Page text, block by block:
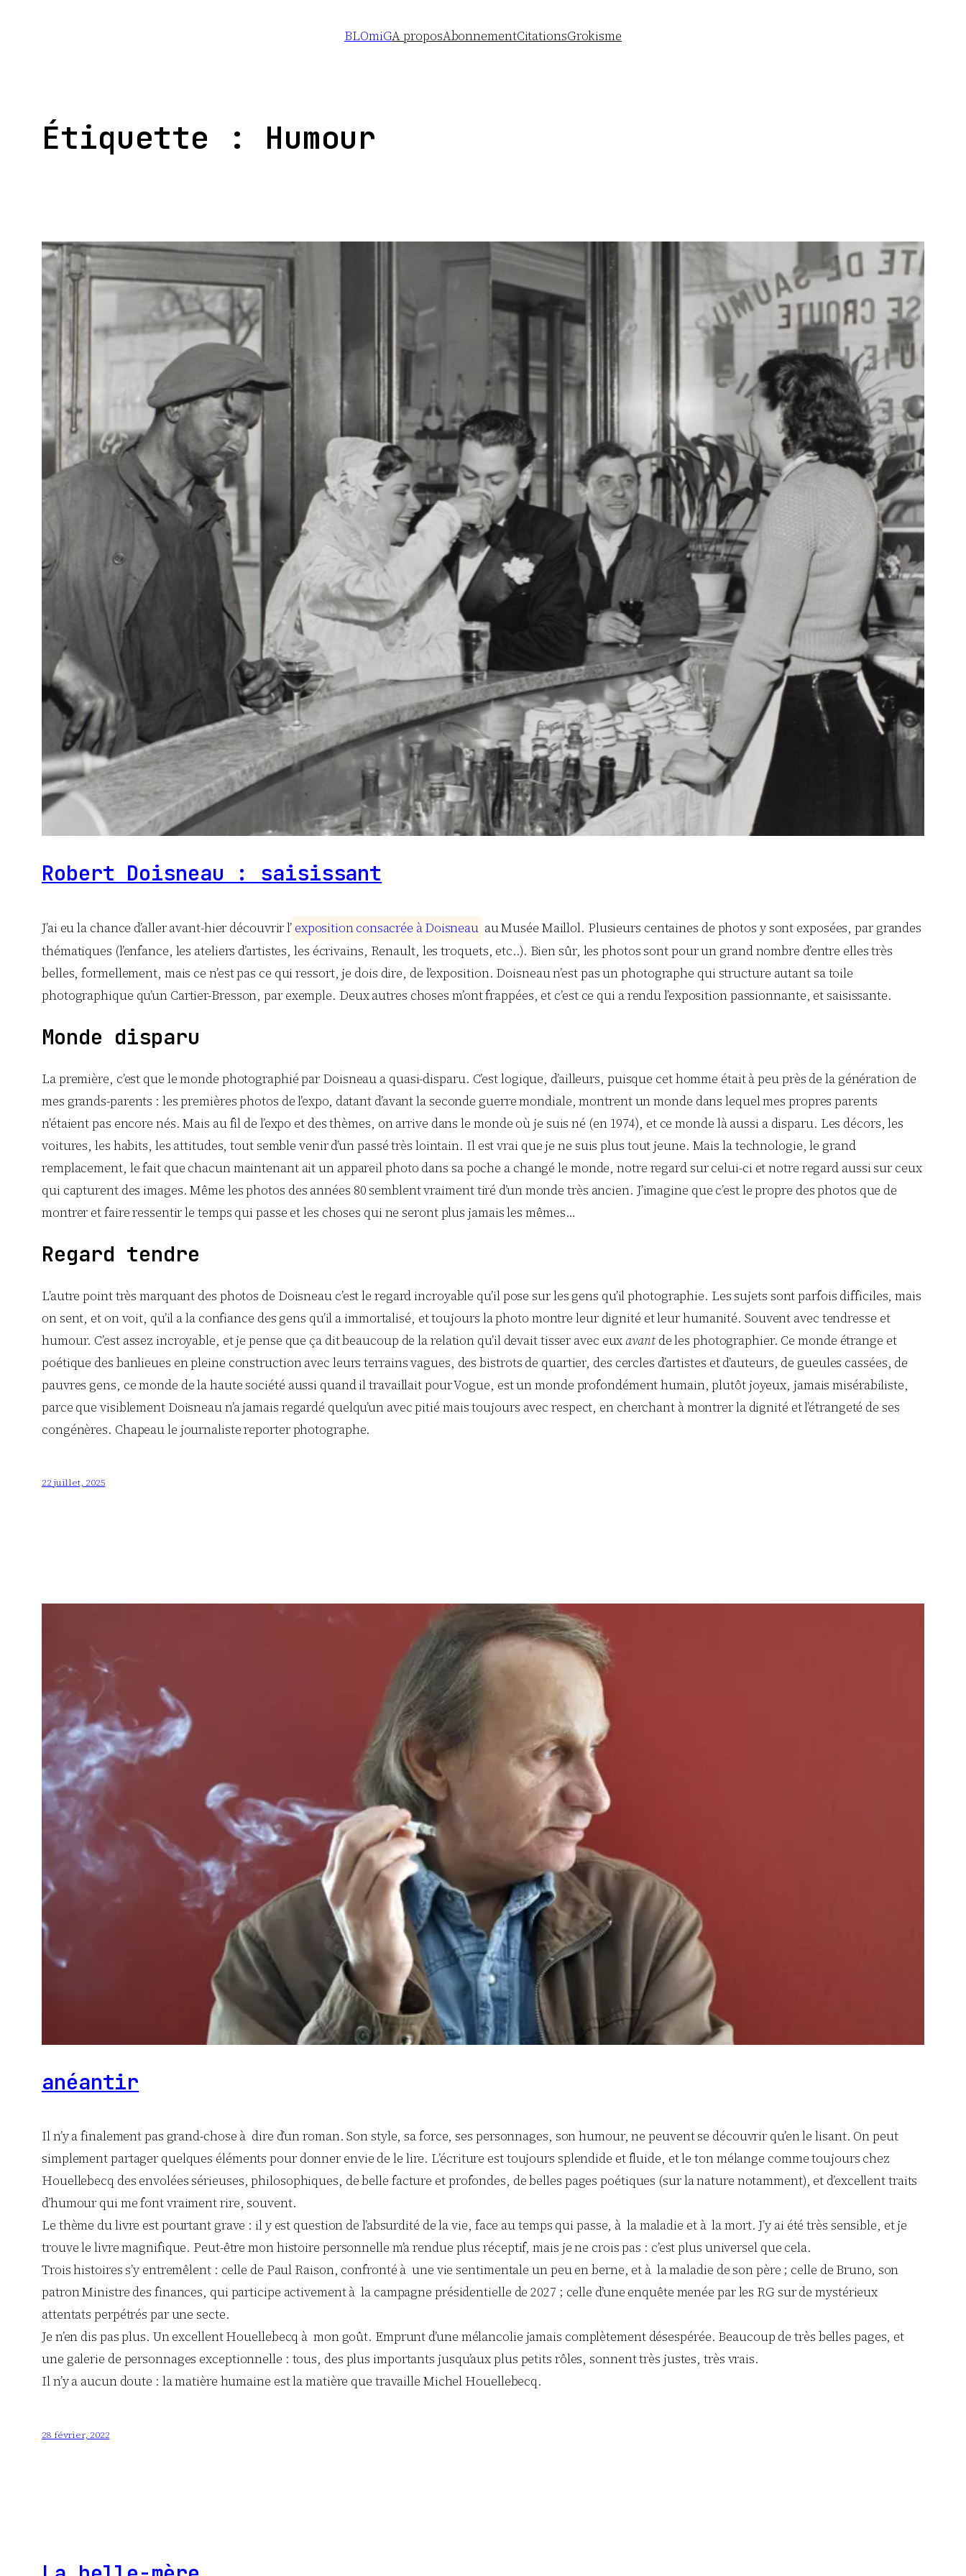
BLOmiGA proposAbonnementCitationsGrokisme
Étiquette : Humour
Robert Doisneau : saisissant
J’ai eu la chance d’aller avant-hier découvrir l’ expositionconsacrée àDoisneau au Musée Maillol. Plusieurs centaines de photos y sont exposées, par grandes
thématiques (l’enfance, les ateliers d’artistes, les écrivains, Renault, les troquets, etc..). Bien sûr, les photos sont pour un grand nombre d’entre elles très
belles, formellement, mais ce n’est pas ce qui ressort, je dois dire, de l’exposition. Doisneau n’est pas un photographe qui structure autant sa toile
photographique qu’un Cartier-Bresson, par exemple. Deux autres choses m’ont frappées, et c’est ce qui a rendu l’exposition passionnante, et saisissante.
Monde disparu
La première, c’est que le monde photographié par Doisneau a quasi-disparu. C’est logique, d’ailleurs, puisque cet homme était à peu près de la génération de
mes grands-parents : les premières photos de l’expo, datant d’avant la seconde guerre mondiale, montrent un monde dans lequel mes propres parents
n’étaient pas encore nés. Mais au fil de l’expo et des thèmes, on arrive dans le monde où je suis né (en 1974), et ce monde là aussi a disparu. Les décors, les
voitures, les habits, les attitudes, tout semble venir d’un passé très lointain. Il est vrai que je ne suis plus tout jeune. Mais la technologie, le grand
remplacement, le fait que chacun maintenant ait un appareil photo dans sa poche a changé le monde, notre regard sur celui-ci et notre regard aussi sur ceux
qui capturent des images. Même les photos des années 80 semblent vraiment tiré d’un monde très ancien. J’imagine que c’est le propre des photos que de
montrer et faire ressentir le temps qui passe et les choses qui ne seront plus jamais les mêmes…
Regard tendre
L’autre point très marquant des photos de Doisneau c’est le regard incroyable qu’il pose sur les gens qu’il photographie. Les sujets sont parfois difficiles, mais
on sent, et on voit, qu’il a la confiance des gens qu’il a immortalisé, et toujours la photo montre leur dignité et leur humanité. Souvent avec tendresse et
humour. C’est assez incroyable, et je pense que ça dit beaucoup de la relation qu’il devait tisser avec euxavantde les photographier. Ce monde étrange et
poétique des banlieues en pleine construction avec leurs terrains vagues, des bistrots de quartier, des cercles d’artistes et d’auteurs, de gueules cassées, de
pauvres gens, ce monde de la haute société aussi quand il travaillait pour Vogue, est un monde profondément humain, plutôt joyeux, jamais misérabiliste,
parce que visiblement Doisneau n’a jamais regardé quelqu’un avec pitié mais toujours avec respect, en cherchant à montrer la dignité et l’étrangeté de ses
congénères. Chapeau le journaliste reporter photographe.
22 juillet, 2025
anéantir
Il n’y a finalement pas grand-chose à dire d’un roman. Son style, sa force, ses personnages, son humour, ne peuvent se découvrir qu’en le lisant. On peut
simplement partager quelques éléments pour donner envie de le lire. L’écriture est toujours splendide et fluide, et le ton mélange comme toujours chez
Houellebecq des envolées sérieuses, philosophiques, de belle facture et profondes, de belles pages poétiques (sur la nature notamment), et d’excellent traits
d’humour qui me font vraiment rire, souvent.
Le thème du livre est pourtant grave : il y est question de l’absurdité de la vie, face au temps qui passe, à la maladie et à la mort. J’y ai été très sensible, et je
trouve le livre magnifique. Peut-être mon histoire personnelle m’a rendue plus réceptif, mais je ne crois pas : c’est plus universel que cela.
Trois histoires s’y entremêlent : celle de Paul Raison, confronté à une vie sentimentale un peu en berne, et à la maladie de son père ; celle de Bruno, son
patron Ministre des finances, qui participe activement à la campagne présidentielle de 2027 ; celle d’une enquête menée par les RG sur de mystérieux
attentats perpétrés par une secte.
Je n’en dis pas plus. Un excellent Houellebecq à mon goût. Emprunt d’une mélancolie jamais complètement désespérée. Beaucoup de très belles pages, et
une galerie de personnages exceptionnelle : tous, des plus importants jusqu’aux plus petits rôles, sonnent très justes, très vrais.
Il n’y a aucun doute : la matière humaine est la matière que travaille Michel Houellebecq.
28 février, 2022